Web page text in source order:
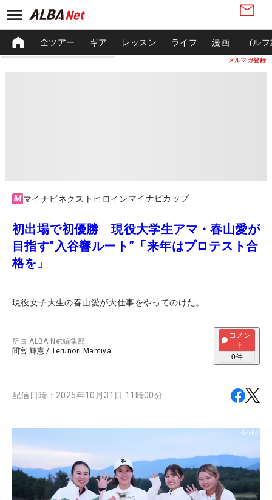
メルマガ登録
全ツアー ギア レッスン ライフ 漫画 ゴル
マイナビネクストヒロインマイナビカップ
初出場で初優勝 現役大学生アマ・春山愛が
目指す“入谷響ルート”「来年はプロテスト合
格を」
現役女子大生の春山愛が大仕事をやってのけた。
所属ALBA Net編集部
間宮 輝憲 /Terunori Mamiya
コメン
ト
0件
配信日時： 2025年10月31日 11時00分